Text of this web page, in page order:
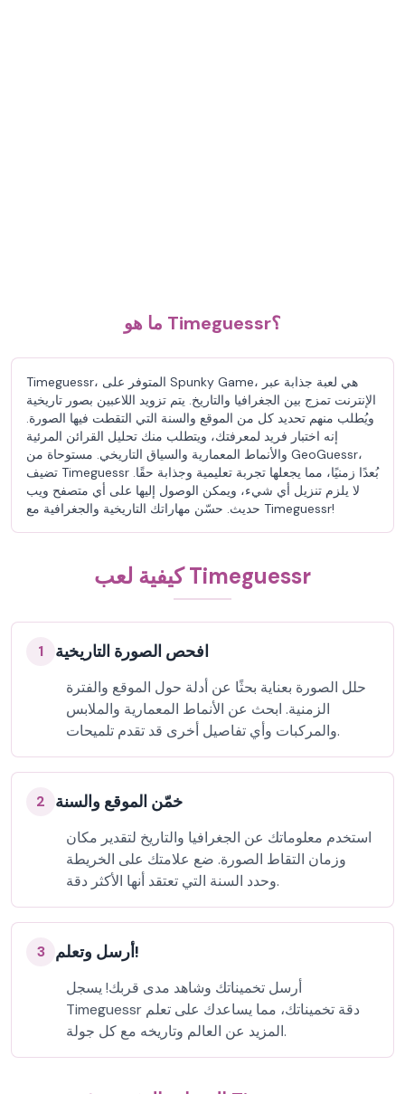
ما هو Timeguessr؟
Timeguessr، المتوفر على Spunky Game، هي لعبة جذابة عبر
الإنترنت تمزج بين الجغرافيا والتاريخ. يتم تزويد اللاعبين بصور تاريخية
ويُطلب منهم تحديد كل من الموقع والسنة التي التقطت فيها الصورة.
إنه اختبار فريد لمعرفتك، ويتطلب منك تحليل القرائن المرئية
والأنماط المعمارية والسياق التاريخي. مستوحاة من GeoGuessr،
تضيف Timeguessr بُعدًا زمنيًا، مما يجعلها تجربة تعليمية وجذابة حقًا.
لا يلزم تنزيل أي شيء، ويمكن الوصول إليها على أي متصفح ويب
حديث. حسّن مهاراتك التاريخية والجغرافية مع Timeguessr!
كيفية لعب Timeguessr
1 افحص الصورة التاريخية
حلل الصورة بعناية بحثًا عن أدلة حول الموقع والفترة
الزمنية. ابحث عن الأنماط المعمارية والملابس
والمركبات وأي تفاصيل أخرى قد تقدم تلميحات.
2 خمّن الموقع والسنة
استخدم معلوماتك عن الجغرافيا والتاريخ لتقدير مكان
وزمان التقاط الصورة. ضع علامتك على الخريطة
وحدد السنة التي تعتقد أنها الأكثر دقة.
3 أرسل وتعلم!
أرسل تخميناتك وشاهد مدى قربك! يسجل
Timeguessr دقة تخميناتك، مما يساعدك على تعلم
المزيد عن العالم وتاريخه مع كل جولة.